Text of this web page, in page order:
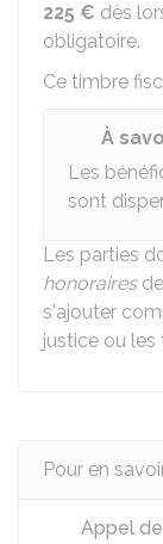
225 € dès
obligatoire.
Ce timbre
À
Les
sont
Les parties
honorairesde
s'ajouter
justice ou les
Pour en
Appel